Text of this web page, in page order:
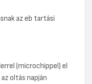
az eb tartási
(microchippel) el
oltás napján